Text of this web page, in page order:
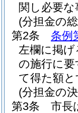
関し必要
(分担金の
第2条
条例
左欄に掲
の施行に
て得た額
(分担金の
第3条
市長